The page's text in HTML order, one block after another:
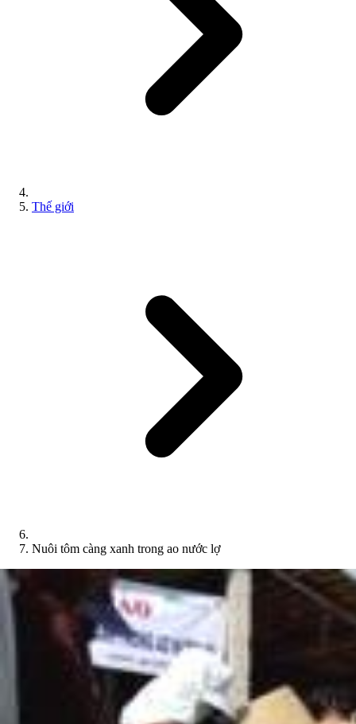
Thế giới
Nuôi tôm càng xanh trong ao nước lợ